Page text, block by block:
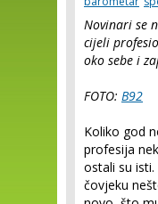
Novinari se
cijeli
oko sebe i
FOTO: B92
Koliko god
profesija
ostali su
čovjeku